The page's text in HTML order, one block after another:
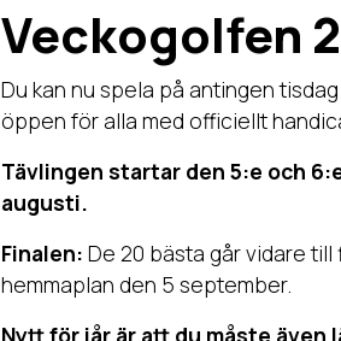
Veckogolfen
Du kan nu spela på antingen
öppen för alla med officiellt
Tävlingen startar den 5:e och
augusti.
Finalen: De 20 bästa går vidare
hemmaplan den 5 september.
Nytt för iår är att du måste